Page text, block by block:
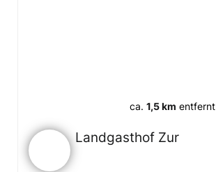
ca. 1,5 km entfernt
Landgasthof Zur